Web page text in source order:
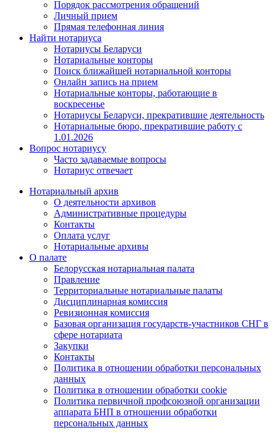
Порядок рассмотрения обращений
Личный прием
Прямая телефонная линия
Найти нотариуса
Нотариусы Беларуси
Нотариальные конторы
Поиск ближайшей нотариальной конторы
Онлайн запись на прием
Нотариальные конторы, работающие в
воскресенье
Нотариусы Беларуси, прекратившие деятельность
Нотариальные бюро, прекратившие работу с
1.01.2026
Вопрос нотариусу
Часто задаваемые вопросы
Нотариус отвечает
Нотариальный архив
О деятельности архивов
Административные процедуры
Контакты
Оплата услуг
Нотариальные архивы
О палате
Белорусская нотариальная палата
Правление
Территориальные нотариальные палаты
Дисциплинарная комиссия
Ревизионная комиссия
Базовая организация государств-участников СНГ в
сфере нотариата
Закупки
Контакты
Политика в отношении обработки персональных
данных
Политика в отношении обработки cookie
Политика первичной профсоюзной организации
аппарата БНП в отношении обработки
персональных данных